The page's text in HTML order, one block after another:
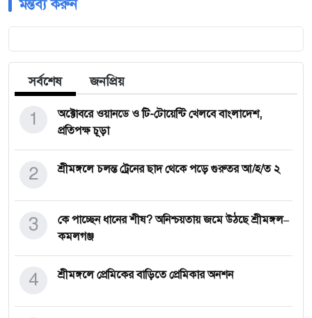
মন্তব্য করুন
সর্বশেষ জনপ্রিয়
অক্টোবরে ওয়ানডে ও টি-টোয়েন্টি খেলবে বাংলাদেশ,
প্রতিপক্ষ চূড়া
1
শ্রীমঙ্গলে চলন্ত ট্রেনের ছাদ থেকে পড়ে গুরুতর আ/হ/ত ২
2
কে পাচ্ছেন ধানের শীষ? অনিশ্চয়তায় জমে উঠছে শ্রীমঙ্গল–
কমলগঞ্জ
3
শ্রীমঙ্গলে প্রেমিকের বাড়িতে প্রেমিকার অনশন
4